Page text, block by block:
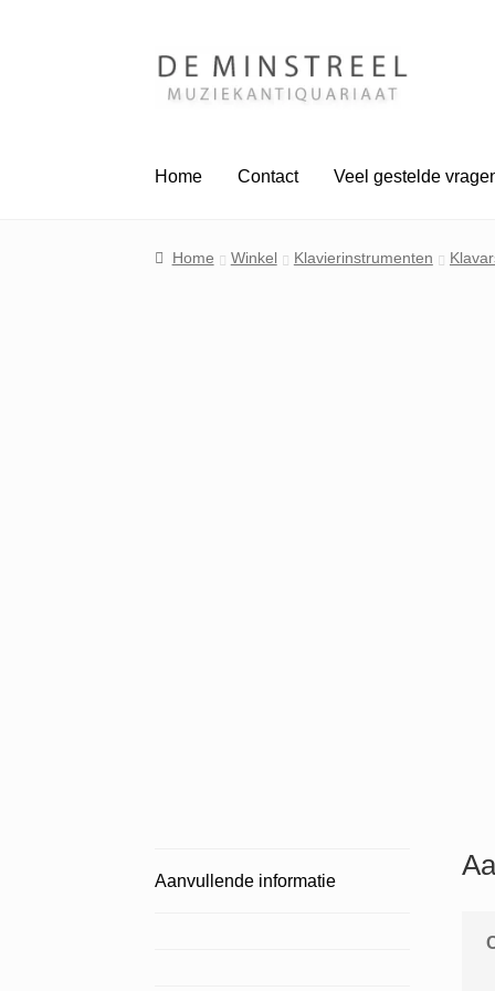
Ga
door
Ga
naar
Home
Contact Veel gestelde
Home Winkel Klavierinstrumenten
Aanvullende informatie